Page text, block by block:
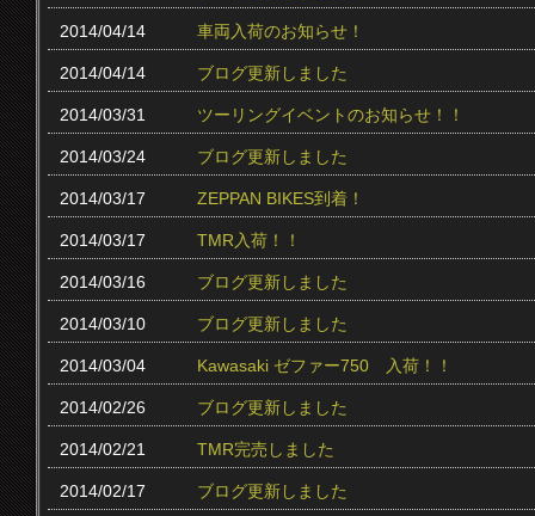
2014/04/14 車両入荷のお知らせ！
2014/04/14 ブログ更新しました
2014/03/31 ツーリングイベントのお知らせ！！
2014/03/24 ブログ更新しました
2014/03/17 ZEPPAN BIKES到着！
2014/03/17 TMR入荷！！
2014/03/16 ブログ更新しました
2014/03/10 ブログ更新しました
2014/03/04 Kawasaki ゼファー750 入荷！！
2014/02/26 ブログ更新しました
2014/02/21 TMR完売しました
2014/02/17 ブログ更新しました